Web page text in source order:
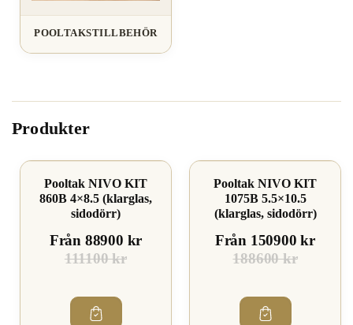
POOLTAKSTILLBEHÖR
Produkter
Pooltak NIVO KIT
860B 4×8.5 (klarglas,
sidodörr)
Från 88900 kr
111100 kr
Pooltak NIVO KIT
1075B 5.5×10.5
(klarglas, sidodörr)
Från 150900 kr
188600 kr